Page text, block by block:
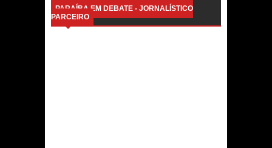
PARAÍBA EM DEBATE - JORNALÍSTICO
PARCEIRO